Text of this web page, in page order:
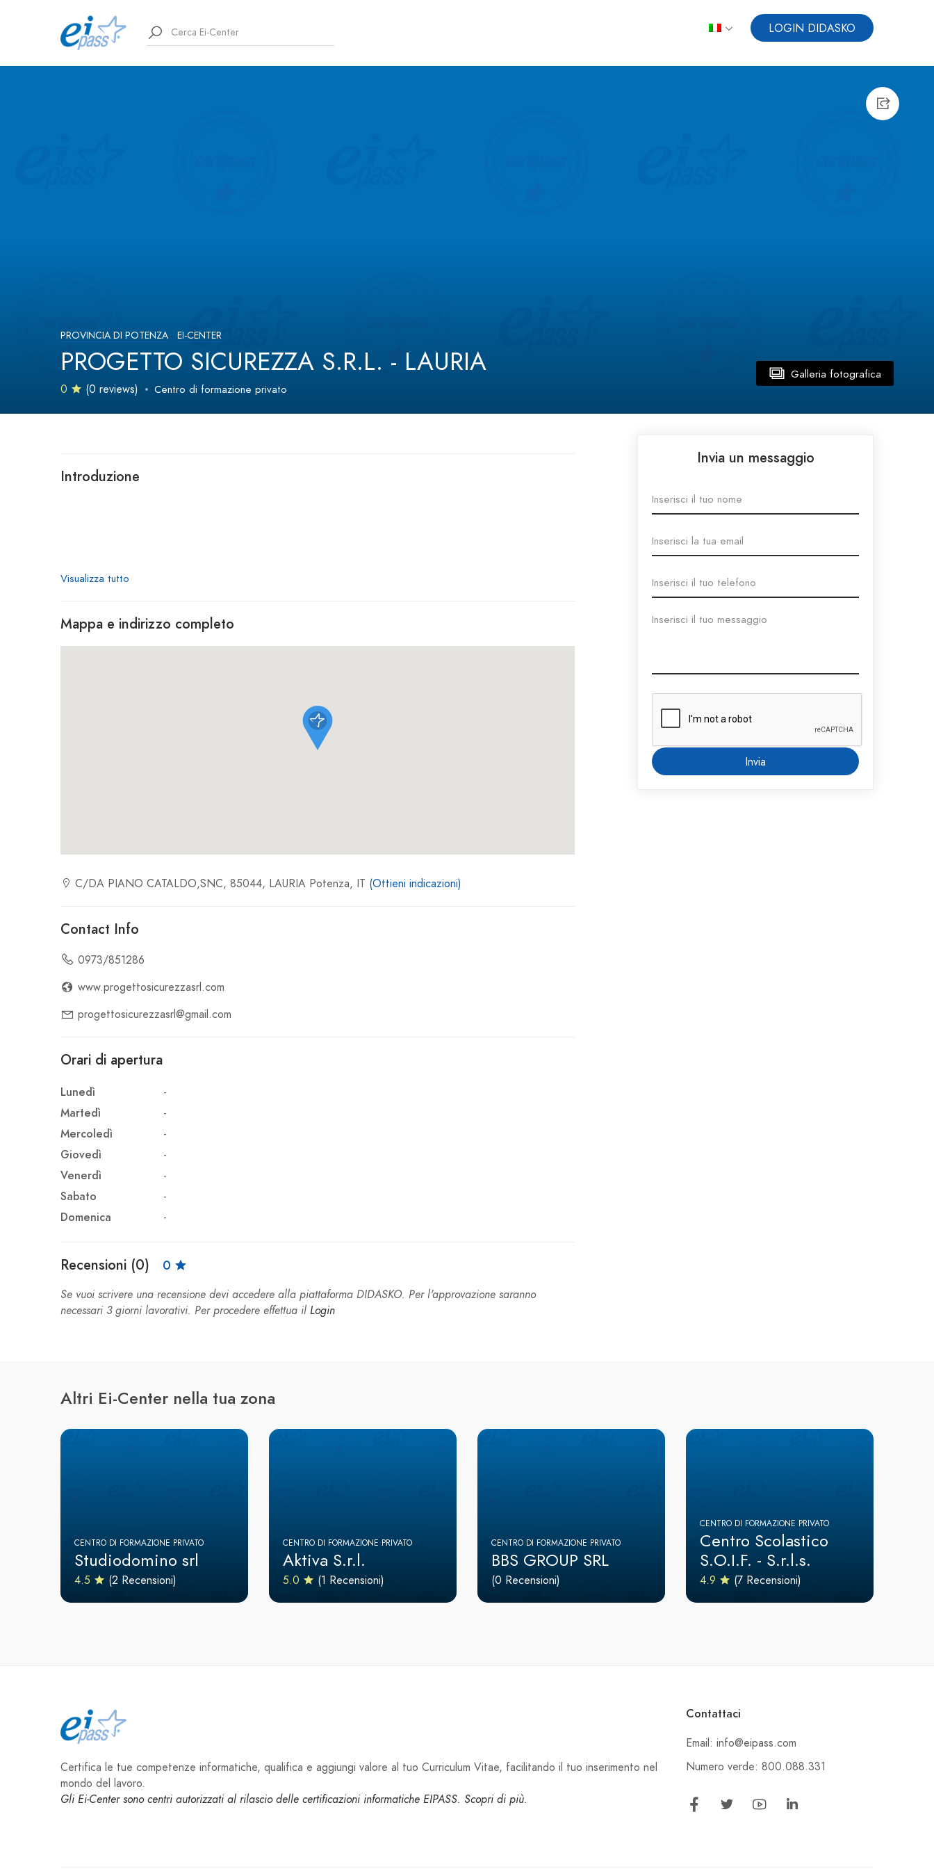
LOGIN DIDASKO
Galleria fotografica
PROVINCIA DI POTENZA EI-CENTER
PROGETTO SICUREZZA S.R.L. - LAURIA
0 (0 reviews) Centro di formazione privato
Introduzione
Visualizza tutto
Mappa e indirizzo completo
C/DA PIANO CATALDO,SNC, 85044, LAURIA Potenza, IT (Ottieni indicazioni)
Contact Info
0973/851286
www.progettosicurezzasrl.com
progettosicurezzasrl@gmail.com
Orari di apertura
Lunedì
-
Martedì
-
Mercoledì
-
Giovedì
-
Venerdì
-
Sabato
-
Domenica
-
Recensioni (0) 0
Se vuoi scrivere una recensione devi accedere alla piattaforma DIDASKO. Per l'approvazione saranno
necessari 3 giorni lavorativi. Per procedere effettua il Login
Invia un messaggio
Invia
Altri Ei-Center nella tua zona
CENTRO DI FORMAZIONE PRIVATO
Studiodomino srl
4.5 (2 Recensioni)
CENTRO DI FORMAZIONE PRIVATO
Aktiva S.r.l.
5.0 (1 Recensioni)
CENTRO DI FORMAZIONE PRIVATO
BBS GROUP SRL
(0 Recensioni)
CENTRO DI FORMAZIONE PRIVATO
Centro Scolastico
S.O.I.F. - S.r.l.s.
4.9 (7 Recensioni)
Certifica le tue competenze informatiche, qualifica e aggiungi valore al tuo Curriculum Vitae, facilitando il tuo inserimento nel
mondo del lavoro.
Gli Ei-Center sono centri autorizzati al rilascio delle certificazioni informatiche EIPASS. Scopri di più.
Contattaci
Email: info@eipass.com
Numero verde: 800.088.331